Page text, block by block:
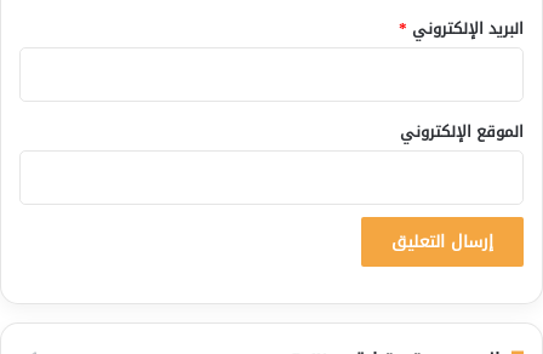
البريد الإلكتروني *
الموقع الإلكتروني